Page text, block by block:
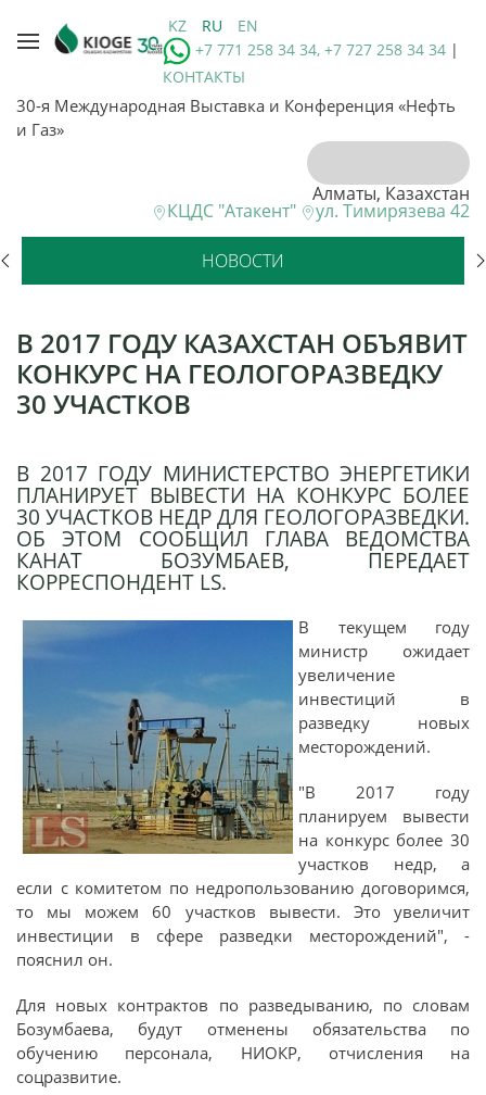
KZ RU
EN
+7 771 258 34 34, +7 727 258 34 34 |
КОНТАКТЫ
30-я Международная Выставка и Конференция «Нефть
и Газ»
Алматы, Казахстан
КЦДС "Атакент" ул. Тимирязева 42
НОВОСТИ
В 2017 ГОДУ КАЗАХСТАН ОБЪЯВИТ
КОНКУРС НА ГЕОЛОГОРАЗВЕДКУ
30 УЧАСТКОВ
В 2017 ГОДУ МИНИСТЕРСТВО ЭНЕРГЕТИКИ
ПЛАНИРУЕТ ВЫВЕСТИ НА КОНКУРС БОЛЕЕ
30 УЧАСТКОВ НЕДР ДЛЯ ГЕОЛОГОРАЗВЕДКИ.
ОБ ЭТОМ СООБЩИЛ ГЛАВА ВЕДОМСТВА
КАНАТ БОЗУМБАЕВ, ПЕРЕДАЕТ
КОРРЕСПОНДЕНТ LS.
В текущем году
министр ожидает
увеличение
инвестиций в
разведку новых
месторождений.
"В 2017 году
планируем вывести
на конкурс более 30
участков недр, а
если с комитетом по недропользованию договоримся,
то мы можем 60 участков вывести. Это увеличит
инвестиции в сфере разведки месторождений", -
пояснил он.
Для новых контрактов по разведыванию, по словам
Бозумбаева, будут отменены обязательства по
обучению персонала, НИОКР, отчисления на
соцразвитие.